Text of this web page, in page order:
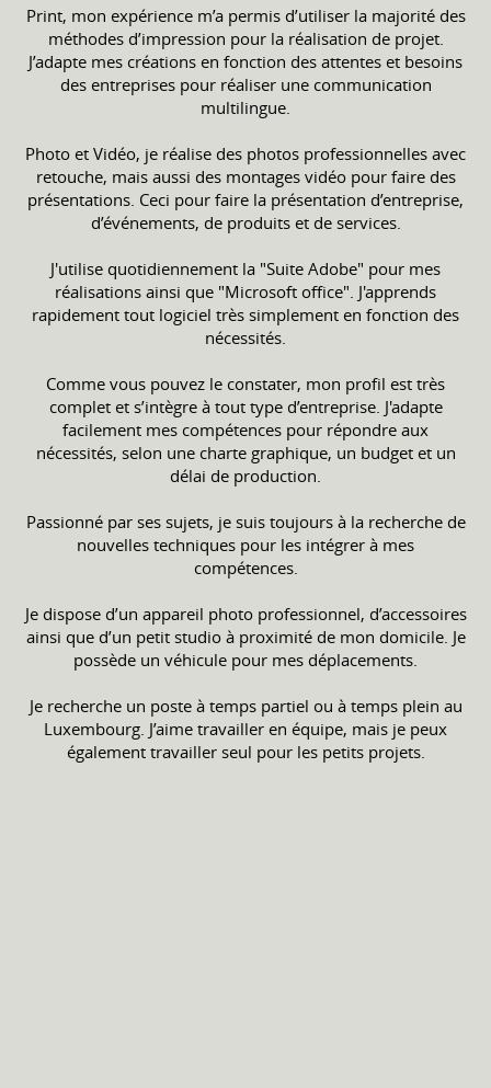
Print, mon expérience m’a permis d’utiliser la majorité des
méthodes d’impression pour la réalisation de projet.
J’adapte mes créations en fonction des attentes et besoins
des entreprises pour réaliser une communication
multilingue.
Photo et Vidéo, je réalise des photos professionnelles avec
retouche, mais aussi des montages vidéo pour faire des
présentations. Ceci pour faire la présentation d’entreprise,
d’événements, de produits et de services.
J'utilise quotidiennement la "Suite Adobe" pour mes
réalisations ainsi que "Microsoft office". J'apprends
rapidement tout logiciel très simplement en fonction des
nécessités.
Comme vous pouvez le constater, mon profil est très
complet et s’intègre à tout type d’entreprise. J'adapte
facilement mes compétences pour répondre aux
nécessités, selon une charte graphique, un budget et un
délai de production.
Passionné par ses sujets, je suis toujours à la recherche de
nouvelles techniques pour les intégrer à mes
compétences.
Je dispose d’un appareil photo professionnel, d’accessoires
ainsi que d’un petit studio à proximité de mon domicile. Je
possède un véhicule pour mes déplacements.
Je recherche un poste à temps partiel ou à temps plein au
Luxembourg. J’aime travailler en équipe, mais je peux
également travailler seul pour les petits projets.